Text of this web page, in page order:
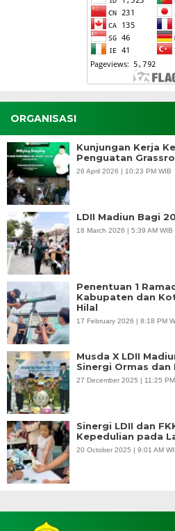
ORGANISASI
Kunjungan Kerja
Penguatan
26 April 2026 | 10:23 PM WIB
LDII Madiun Bagi
18 March 2026 | 5:39 AM WIB
Penentuan 1
Kabupaten dan
Hilal
17 February 2026 | 8:18 PM
Musda X LDII
Sinergi Ormas dan
27 December 2025 | 11:25
Sinergi LDII dan
Kepedulian pada
20 October 2025 | 9:01 AM